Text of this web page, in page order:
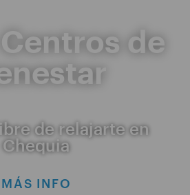
de
de relajarte en
Chequia
MÁS INFO